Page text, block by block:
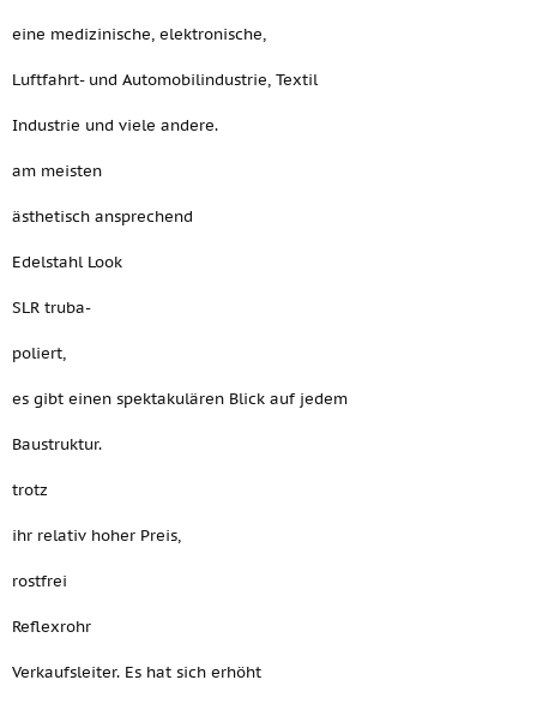
eine medizinische, elektronische,
Luftfahrt- und Automobilindustrie, Textil
Industrie und viele andere.
am meisten
ästhetisch ansprechend
Edelstahl Look
SLR truba-
poliert,
es gibt einen spektakulären Blick auf jedem
Baustruktur.
trotz
ihr relativ hoher Preis,
rostfrei
Reflexrohr
Verkaufsleiter. Es hat sich erhöht